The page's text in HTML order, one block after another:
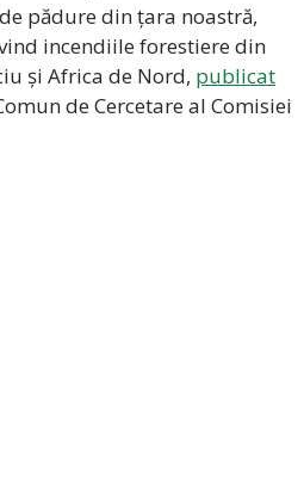
pădure din țara noastră,
incendiile forestiere din
și Africa de Nord, publicat
de Cercetare al Comisiei